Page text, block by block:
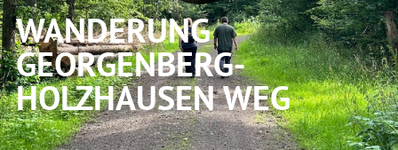
WANDERUNG
GEORGENBERG-
HOLZHAUSEN WEG